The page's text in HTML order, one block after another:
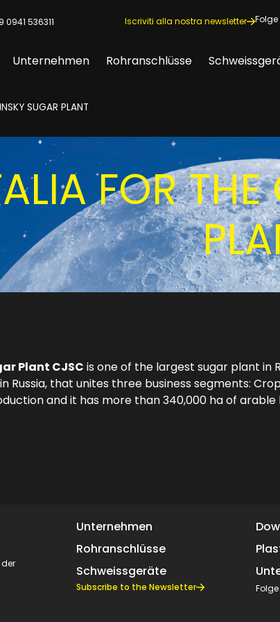
0941 536311 Iscriviti alla nostra newsletter
Unternehmen Rohranschlüsse
SUGAR PLANT
FOR
Plant CJSC is one of the largest sugar plant in
Russia, that unites three business segments:
and it has more than 340,000 ha of arable
Unternehmen
Rohranschlüsse
Schweissgeräte
Subscribe to the Newsletter